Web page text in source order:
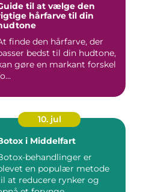
til at vælge den
hårfarve til din
finde den hårfarve, der
bedst til din hudtone,
gøre en markant forskel
10. jul
i Middelfart
behandlinger er
en populær metode
at reducere rynker og